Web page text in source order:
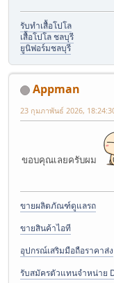
รับทำเสื้อโปโล
เสื้อโปโล ชลบุรี
ยูนิฟอร์มชลบุรี
Appman
23 กุมภาพันธ์ 2026,
ขอบคุณเลยครับผม
ขายผลิตภัณฑ์ดูแลรถ
ขายสินค้าไอที
อุปกรณ์เสริมมือถือราคาส่ง
รับสมัครตัวแทนจำหน่าย